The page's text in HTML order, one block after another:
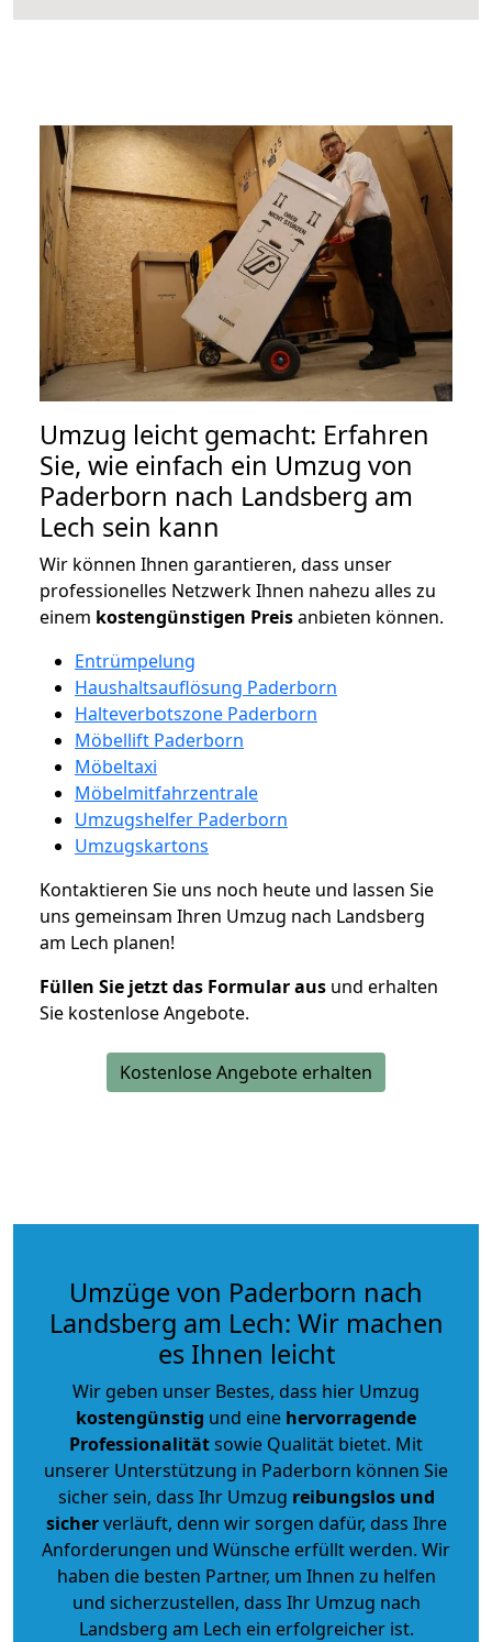
Umzug leicht gemacht: Erfahren
Sie, wie einfach ein Umzug von
Paderborn nach Landsberg am
Lech sein kann
Wir können Ihnen garantieren, dass unser
professionelles Netzwerk Ihnen nahezu alles zu
einem kostengünstigen Preisanbieten können.
Entrümpelung
Haushaltsauflösung Paderborn
Halteverbotszone Paderborn
Möbellift Paderborn
Möbeltaxi
Möbelmitfahrzentrale
Umzugshelfer Paderborn
Umzugskartons
Kontaktieren Sie uns noch heute und lassen Sie
uns gemeinsam Ihren Umzug nach Landsberg
am Lech planen!
Füllen Sie jetzt das Formular aus und erhalten
Sie kostenlose Angebote.
Kostenlose Angebote erhalten
Umzüge von Paderborn nach
Landsberg am Lech: Wir machen
es Ihnen leicht
Wir geben unser Bestes, dass hier Umzug
kostengünstig und eine hervorragende
Professionalitätsowie Qualität bietet. Mit
unserer Unterstützung in Paderborn können Sie
sicher sein, dass Ihr Umzug reibungslos und
sicherverläuft, denn wir sorgen dafür, dass Ihre
Anforderungen und Wünsche erfüllt werden. Wir
haben die besten Partner, um Ihnen zu helfen
und sicherzustellen, dass Ihr Umzug nach
Landsberg am Lech ein erfolgreicher ist.